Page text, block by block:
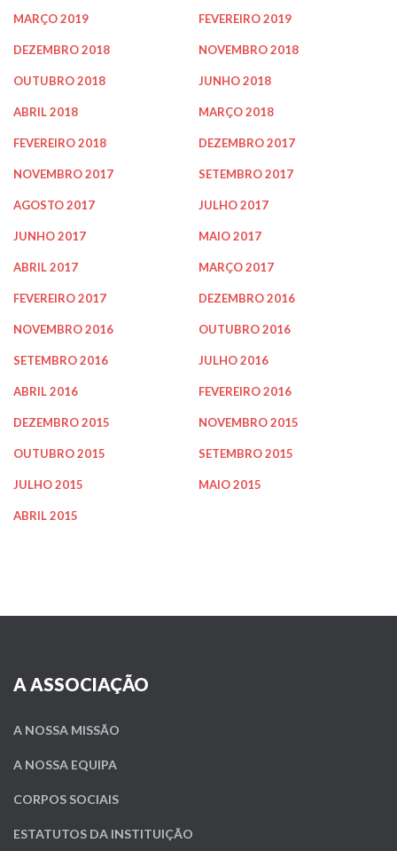
MARÇO 2019 FEVEREIRO 2019
DEZEMBRO 2018 NOVEMBRO 2018
OUTUBRO 2018 JUNHO 2018
ABRIL 2018 MARÇO 2018
FEVEREIRO 2018 DEZEMBRO 2017
NOVEMBRO 2017 SETEMBRO 2017
AGOSTO 2017 JULHO 2017
JUNHO 2017 MAIO 2017
ABRIL 2017 MARÇO 2017
FEVEREIRO 2017 DEZEMBRO 2016
NOVEMBRO 2016 OUTUBRO 2016
SETEMBRO 2016 JULHO 2016
ABRIL 2016 FEVEREIRO 2016
DEZEMBRO 2015 NOVEMBRO 2015
OUTUBRO 2015 SETEMBRO 2015
JULHO 2015 MAIO 2015
ABRIL 2015
A ASSOCIAÇÃO
A NOSSA MISSÃO
A NOSSA EQUIPA
CORPOS SOCIAIS
ESTATUTOS DA INSTITUIÇÃO